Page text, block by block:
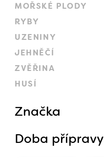
MOŘSKÉ PLODY
RYBY
UZENINY
JEHNĚČÍ
ZVĚŘINA
HUSÍ
Značka
Doba přípravy